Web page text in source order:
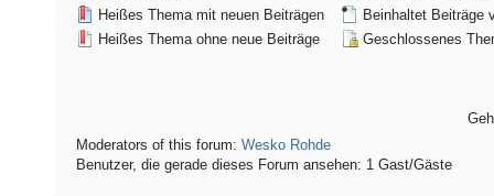
Heißes Thema mit neuen Beiträgen
Heißes Thema ohne neue Beiträge
Beinhaltet Beiträge
Geschlossenes
Moderators of this forum: Wesko Rohde
Benutzer, die gerade dieses Forum ansehen: 1 Gast/Gäste